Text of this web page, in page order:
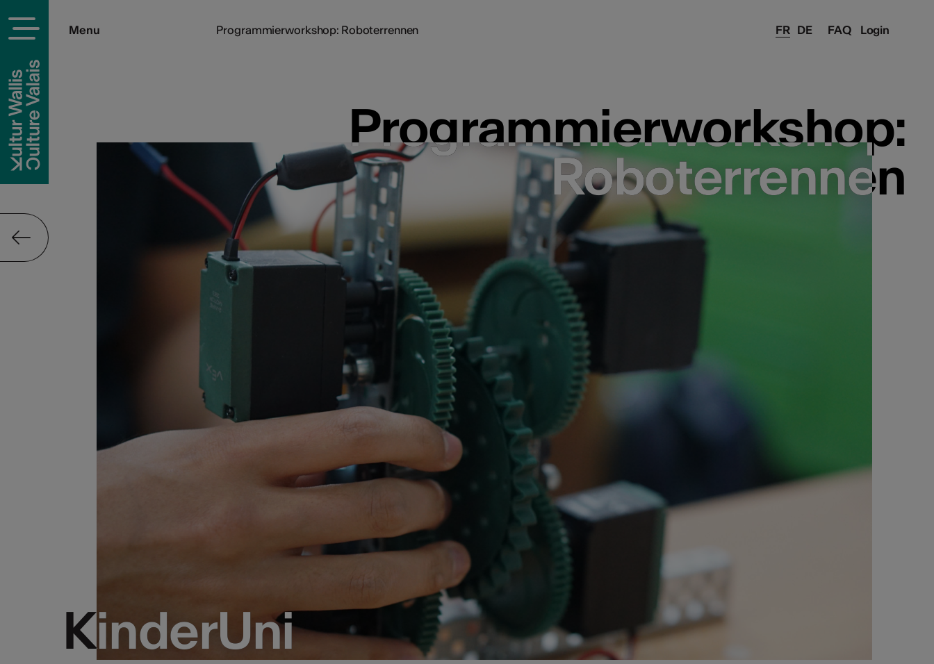
FAQ Login
Menu FR DE
Programmierworkshop: Roboterrennen
Programmierworkshop:
Roboterrennen
KinderUni
Programmierworkshop:
Roboterrennen
KinderUni